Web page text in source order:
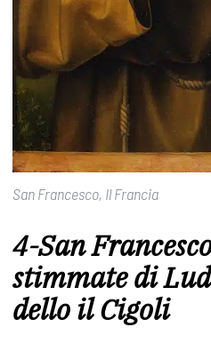
San Francesco, Il Francia
4-San
stimmate di
dello il Cigoli